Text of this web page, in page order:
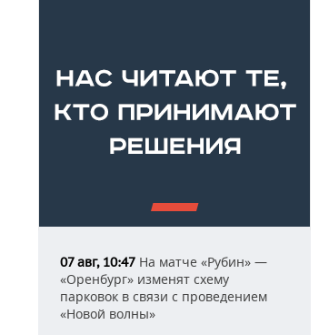
07 авг, 10:47 На матче «Рубин» —
«Оренбург» изменят схему
парковок в связи с проведением
«Новой волны»